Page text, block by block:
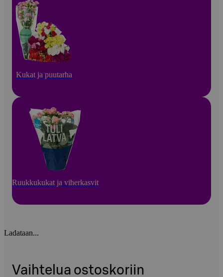
Kukat ja puutarha
Ruukkukukat ja viherkasvit
Ladataan...
Vaihtelua ostoskoriin